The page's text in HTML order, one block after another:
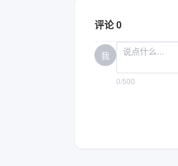
评论 0
我
0/500